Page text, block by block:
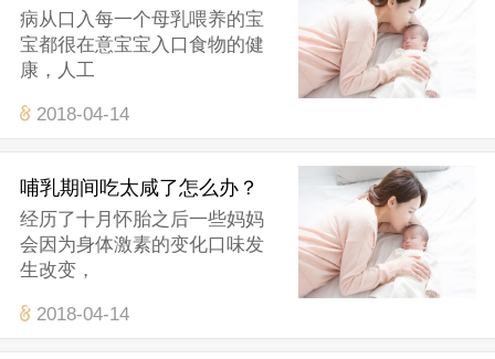
病从口入每一个母乳喂养的宝
宝都很在意宝宝入口食物的健
康，人工
2018-04-14
哺乳期间吃太咸了怎么办？
经历了十月怀胎之后一些妈妈
会因为身体激素的变化口味发
生改变，
2018-04-14